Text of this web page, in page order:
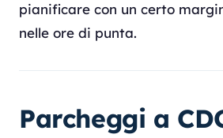
pianificare con un certo
nelle ore di punta.
Parcheggi a